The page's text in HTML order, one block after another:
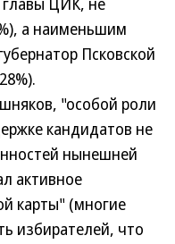
а наименьшим
Псковской
"особой роли
кандидатов не
нынешней
активное
карты" (многие
избирателей, что